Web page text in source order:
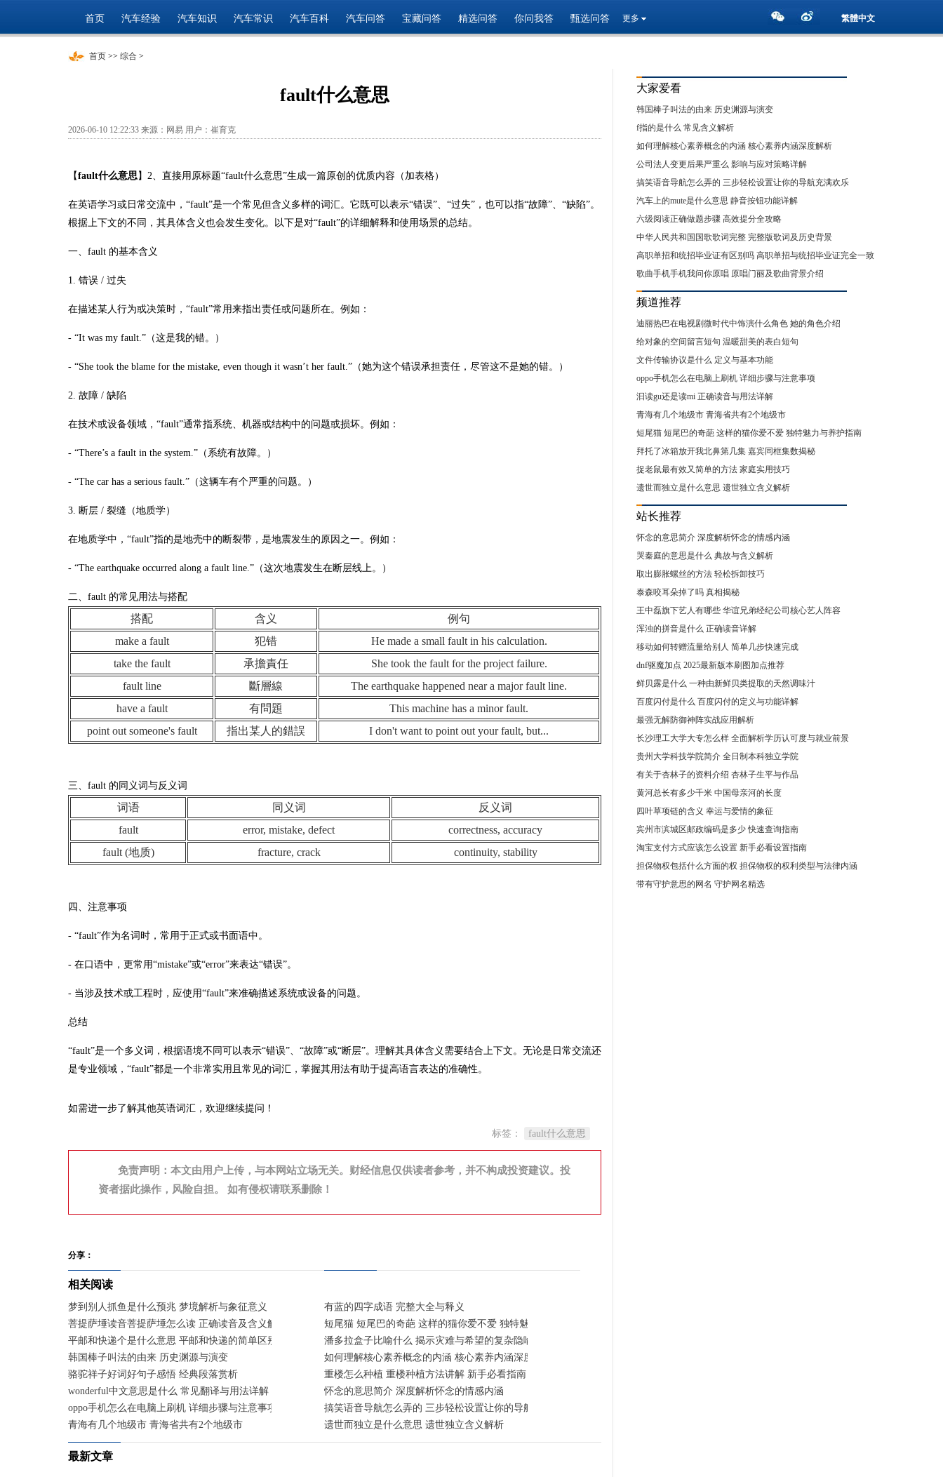
首页 汽车经验 汽车知识 汽车常识 汽车百科 汽车问答 宝藏问答 精选问答 你问我答 甄选问答 更多 繁體中文
首页 >> 综合 >
fault什么意思
2026-06-10 12:22:33 来源：网易 用户：崔育克
【fault什么意思】2、直接用原标题“fault什么意思”生成一篇原创的优质内容（加表格）
在英语学习或日常交流中，“fault”是一个常见但含义多样的词汇。它既可以表示“错误”、“过失”，也可以指“故障”、“缺陷”。
根据上下文的不同，其具体含义也会发生变化。以下是对“fault”的详细解释和使用场景的总结。
一、fault 的基本含义
1. 错误 / 过失
在描述某人行为或决策时，“fault”常用来指出责任或问题所在。例如：
- “It was my fault.”（这是我的错。）
- “She took the blame for the mistake, even though it wasn’t her fault.”（她为这个错误承担责任，尽管这不是她的错。）
2. 故障 / 缺陷
在技术或设备领域，“fault”通常指系统、机器或结构中的问题或损坏。例如：
- “There’s a fault in the system.”（系统有故障。）
- “The car has a serious fault.”（这辆车有个严重的问题。）
3. 断层 / 裂缝（地质学）
在地质学中，“fault”指的是地壳中的断裂带，是地震发生的原因之一。例如：
- “The earthquake occurred along a fault line.”（这次地震发生在断层线上。）
二、fault 的常见用法与搭配
搭配 含义
例句
make a fault
犯错
He made a small fault in his calculation.
take the fault
承擔責任
She took the fault for the project failure.
fault line
斷層線
The earthquake happened near a major fault line.
have a fault
有問題
This machine has a minor fault.
point out someone's fault
指出某人的錯誤 I don't want to point out your fault, but...
三、fault 的同义词与反义词
词语 同义词
反义词
fault
error, mistake, defect
correctness, accuracy
fault (地质)
fracture, crack continuity, stability
四、注意事项
- “fault”作为名词时，常用于正式或书面语中。
- 在口语中，更常用“mistake”或“error”来表达“错误”。
- 当涉及技术或工程时，应使用“fault”来准确描述系统或设备的问题。
总结
“fault”是一个多义词，根据语境不同可以表示“错误”、“故障”或“断层”。理解其具体含义需要结合上下文。无论是日常交流还
是专业领域，“fault”都是一个非常实用且常见的词汇，掌握其用法有助于提高语言表达的准确性。
如需进一步了解其他英语词汇，欢迎继续提问！
标签： fault什么意思
免责声明：本文由用户上传，与本网站立场无关。财经信息仅供读者参考，并不构成投资建议。投
资者据此操作，风险自担。 如有侵权请联系删除！
分享：
相关阅读
梦到别人抓鱼是什么预兆 梦境解析与象征意义
菩提萨埵读音菩提萨埵怎么读 正确读音及含义解析
平邮和快递个是什么意思 平邮和快递的简单区别
韩国棒子叫法的由来 历史渊源与演变
骆驼祥子好词好句子感悟 经典段落赏析
wonderful中文意思是什么 常见翻译与用法详解
oppo手机怎么在电脑上刷机 详细步骤与注意事项
青海有几个地级市 青海省共有2个地级市
有蓝的四字成语 完整大全与释义
短尾猫 短尾巴的奇葩 这样的猫你爱不爱 独特魅力与养护指南
潘多拉盒子比喻什么 揭示灾难与希望的复杂隐喻
如何理解核心素养概念的内涵 核心素养内涵深度解析
重楼怎么种植 重楼种植方法讲解 新手必看指南
怀念的意思简介 深度解析怀念的情感内涵
搞笑语音导航怎么弄的 三步轻松设置让你的导航充满欢乐
遗世而独立是什么意思 遗世独立含义解析
最新文章
大家爱看
韩国棒子叫法的由来 历史渊源与演变
f指的是什么 常见含义解析
如何理解核心素养概念的内涵 核心素养内涵深度解析
公司法人变更后果严重么 影响与应对策略详解
搞笑语音导航怎么弄的 三步轻松设置让你的导航充满欢乐
汽车上的mute是什么意思 静音按钮功能详解
六级阅读正确做题步骤 高效提分全攻略
中华人民共和国国歌歌词完整 完整版歌词及历史背景
高职单招和统招毕业证有区别吗 高职单招与统招毕业证完全一致
详解
歌曲手机手机我问你原唱 原唱门丽及歌曲背景介绍
频道推荐
迪丽热巴在电视剧微时代中饰演什么角色 她的角色介绍
给对象的空间留言短句 温暖甜美的表白短句
文件传输协议是什么 定义与基本功能
oppo手机怎么在电脑上刷机 详细步骤与注意事项
汩读gu还是读mi 正确读音与用法详解
青海有几个地级市 青海省共有2个地级市
短尾猫 短尾巴的奇葩 这样的猫你爱不爱 独特魅力与养护指南
拜托了冰箱放开我北鼻第几集 嘉宾同框集数揭秘
捉老鼠最有效又简单的方法 家庭实用技巧
遗世而独立是什么意思 遗世独立含义解析
站长推荐
怀念的意思简介 深度解析怀念的情感内涵
哭秦庭的意思是什么 典故与含义解析
取出膨胀螺丝的方法 轻松拆卸技巧
泰森咬耳朵掉了吗 真相揭秘
王中磊旗下艺人有哪些 华谊兄弟经纪公司核心艺人阵容
浑浊的拼音是什么 正确读音详解
移动如何转赠流量给别人 简单几步快速完成
dnf驱魔加点 2025最新版本刷图加点推荐
鲜贝露是什么 一种由新鲜贝类提取的天然调味汁
百度闪付是什么 百度闪付的定义与功能详解
最强无解防御神阵实战应用解析
长沙理工大学大专怎么样 全面解析学历认可度与就业前景
贵州大学科技学院简介 全日制本科独立学院
有关于杏林子的资料介绍 杏林子生平与作品
黄河总长有多少千米 中国母亲河的长度
四叶草项链的含义 幸运与爱情的象征
宾州市滨城区邮政编码是多少 快速查询指南
淘宝支付方式应该怎么设置 新手必看设置指南
担保物权包括什么方面的权 担保物权的权利类型与法律内涵
带有守护意思的网名 守护网名精选